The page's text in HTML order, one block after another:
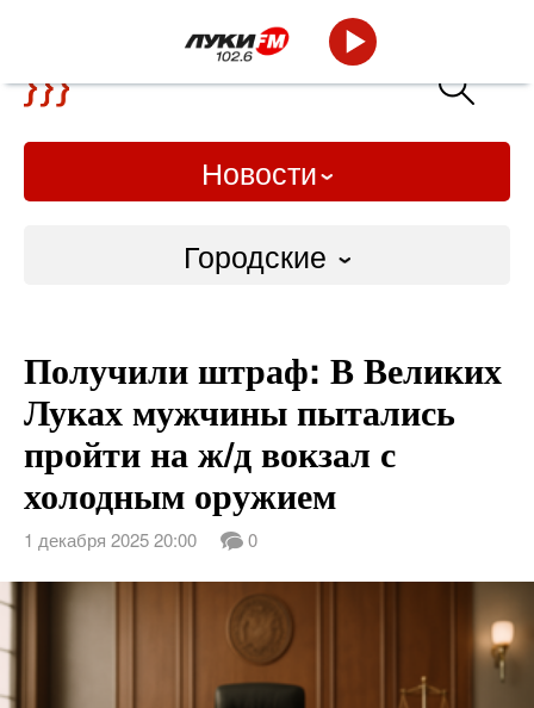
Новости
Городские
Слово Дело
Народные
ВТРК
Получили штраф: В Великих
Луках мужчины пытались
пройти на ж/д вокзал с
холодным оружием
1 декабря 2025 20:00 0